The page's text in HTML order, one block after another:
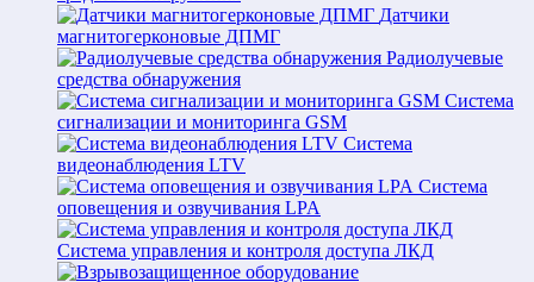
Датчики
магнитогерконовые ДПМГ
Радиолучевые
средства обнаружения
Система
сигнализации и мониторинга GSM
Система
видеонаблюдения LTV
Система
оповещения и озвучивания LPA
Система управления и контроля доступа ЛКД